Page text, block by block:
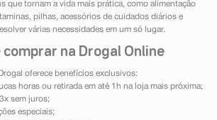
que tornam a vida mais prática, como alimentação
pilhas, acessórios de cuidados diários e
várias necessidades em um só lugar.
na Drogal Online
oferece benefícios exclusivos:
horas ou retirada em até 1h na loja mais próxima;
sem juros;
especiais;